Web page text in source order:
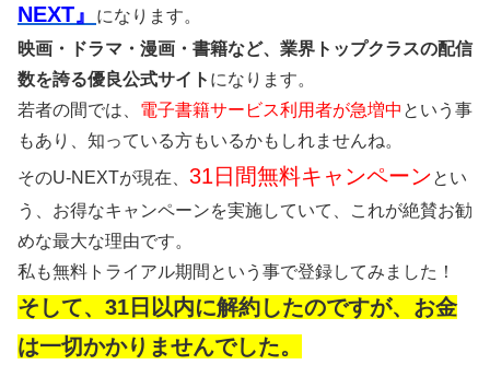
NEXT』
になります。
映画・ドラマ・漫画・書籍など、業界トップクラスの配信
数を誇る優良公式サイト になります。
若者の間では、 電子書籍サービス利用者が急増中 という事
もあり、知っている方もいるかもしれませんね。
そのU-NEXTが現在、 31日間無料キャンペーンとい
う、お得なキャンペーンを実施していて、これが絶賛お勧
めな最大な理由です。
私も無料トライアル期間という事で登録してみました！
そして、31日以内に解約したのですが、お金
は一切かかりませんでした。